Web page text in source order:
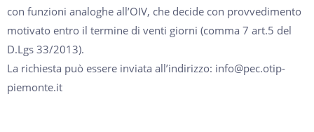
con funzioni analoghe all’OIV, che decide con provvedimento
motivato entro il termine di venti giorni (comma 7 art.5 del
D.Lgs 33/2013).
La richiesta può essere inviata all’indirizzo: info@pec.otip-
piemonte.it